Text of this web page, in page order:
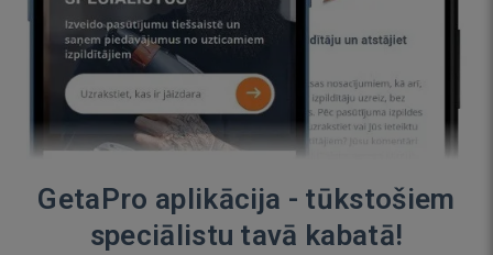
GetaPro aplikācija - tūkstošiem
speciālistu tavā kabatā!